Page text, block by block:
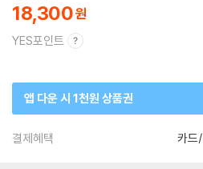
18,300
YES포인트
앱 다운 시 1천원 상품권
결제혜택 카드